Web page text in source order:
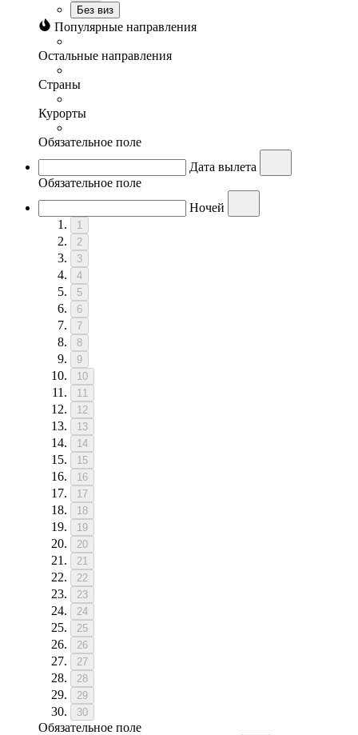
Без виз
Популярные направления
Остальные направления
Страны
Курорты
Обязательное поле
Дата вылета
Обязательное поле
Ночей
1
2
3
4
5
6
7
8
9
10
11
12
13
14
15
16
17
18
19
20
21
22
23
24
25
26
27
28
29
30
Обязательное поле